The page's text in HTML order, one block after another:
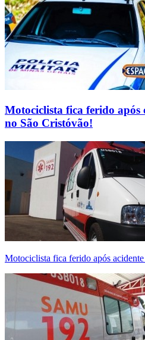
Motociclista fica ferido após
no São Cristóvão!
Motociclista fica ferido após